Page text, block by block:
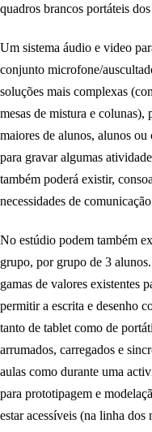
quadros brancos portáteis
Um sistema áudio e video
conjunto microfone/
soluções mais complexas
mesas de mistura e colunas),
maiores de alunos, alunos
para gravar algumas
também poderá existir,
necessidades de
No estúdio podem também
grupo, por grupo de 3
gamas de valores existentes
permitir a escrita e desenho
tanto de tablet como de
arrumados, carregados e
aulas como durante uma
para prototipagem e
estar acessíveis (na linha dos